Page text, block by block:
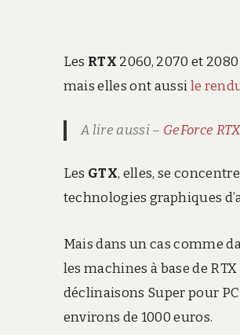
Les RTX 2060, 2070 et
mais elles ont aussile
A lire aussi – GeForce
Les GTX, elles, se
technologies graphiques
Mais dans un cas comme
les machines à base de
déclinaisons Super pour
environs de 1000 euros.